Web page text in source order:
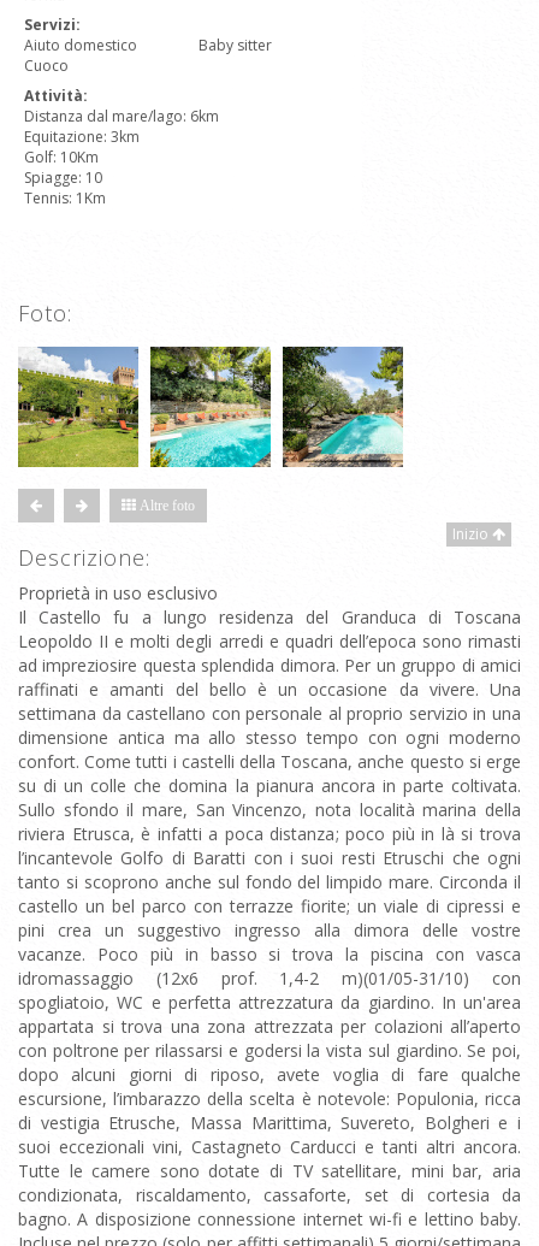
Servizi:
Aiuto domestico
Baby sitter
Cuoco
Attività:
Distanza dal mare/lago: 6km
Equitazione: 3km
Golf: 10Km
Spiagge: 10
Tennis: 1Km
Foto:
Altre foto
Inizio
Descrizione:
Proprietà in uso esclusivo
Il Castello fu a lungo residenza del Granduca di Toscana
Leopoldo II e molti degli arredi e quadri dell’epoca sono rimasti
ad impreziosire questa splendida dimora. Per un gruppo di amici
raffinati e amanti del bello è un occasione da vivere. Una
settimana da castellano con personale al proprio servizio in una
dimensione antica ma allo stesso tempo con ogni moderno
confort. Come tutti i castelli della Toscana, anche questo si erge
su di un colle che domina la pianura ancora in parte coltivata.
Sullo sfondo il mare, San Vincenzo, nota località marina della
riviera Etrusca, è infatti a poca distanza; poco più in là si trova
l’incantevole Golfo di Baratti con i suoi resti Etruschi che ogni
tanto si scoprono anche sul fondo del limpido mare. Circonda il
castello un bel parco con terrazze fiorite; un viale di cipressi e
pini crea un suggestivo ingresso alla dimora delle vostre
vacanze. Poco più in basso si trova la piscina con vasca
idromassaggio (12x6 prof. 1,4-2 m)(01/05-31/10) con
spogliatoio, WC e perfetta attrezzatura da giardino. In un'area
appartata si trova una zona attrezzata per colazioni all’aperto
con poltrone per rilassarsi e godersi la vista sul giardino. Se poi,
dopo alcuni giorni di riposo, avete voglia di fare qualche
escursione, l’imbarazzo della scelta è notevole: Populonia, ricca
di vestigia Etrusche, Massa Marittima, Suvereto, Bolgheri e i
suoi eccezionali vini, Castagneto Carducci e tanti altri ancora.
Tutte le camere sono dotate di TV satellitare, mini bar, aria
condizionata, riscaldamento, cassaforte, set di cortesia da
bagno. A disposizione connessione internet wi-fi e lettino baby.